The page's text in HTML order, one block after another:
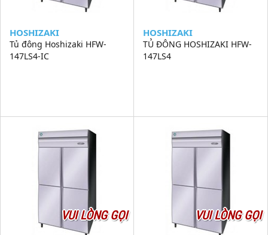
HOSHIZAKI
Tủ đông Hoshizaki HFW-
147LS4-IC
HOSHIZAKI
TỦ ĐÔNG HOSHIZAKI HFW-
147LS4
VUI LÒNG GỌI VUI LÒNG GỌI